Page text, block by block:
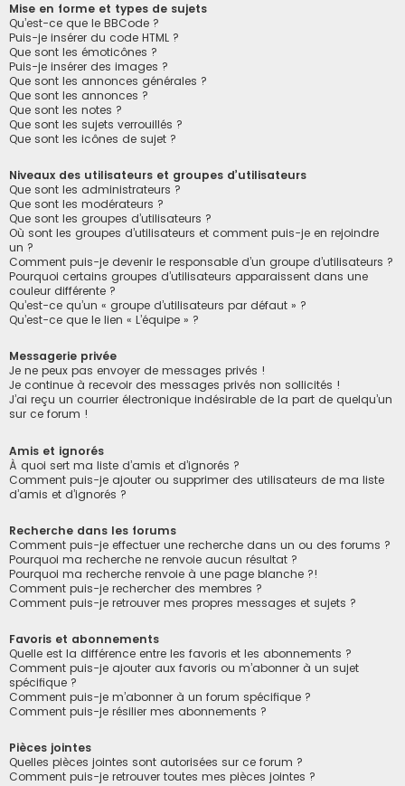
Mise en forme et types de sujets
Qu’est-ce que le BBCode ?
Puis-je insérer du code HTML ?
Que sont les émoticônes ?
Puis-je insérer des images ?
Que sont les annonces générales ?
Que sont les annonces ?
Que sont les notes ?
Que sont les sujets verrouillés ?
Que sont les icônes de sujet ?
Niveaux des utilisateurs et groupes d’utilisateurs
Que sont les administrateurs ?
Que sont les modérateurs ?
Que sont les groupes d’utilisateurs ?
Où sont les groupes d’utilisateurs et comment puis-je en rejoindre
un ?
Comment puis-je devenir le responsable d’un groupe d’utilisateurs ?
Pourquoi certains groupes d’utilisateurs apparaissent dans une
couleur différente ?
Qu’est-ce qu’un « groupe d’utilisateurs par défaut » ?
Qu’est-ce que le lien « L’équipe » ?
Messagerie privée
Je ne peux pas envoyer de messages privés !
Je continue à recevoir des messages privés non sollicités !
J’ai reçu un courrier électronique indésirable de la part de quelqu’un
sur ce forum !
Amis et ignorés
À quoi sert ma liste d’amis et d’ignorés ?
Comment puis-je ajouter ou supprimer des utilisateurs de ma liste
d’amis et d’ignorés ?
Recherche dans les forums
Comment puis-je effectuer une recherche dans un ou des forums ?
Pourquoi ma recherche ne renvoie aucun résultat ?
Pourquoi ma recherche renvoie à une page blanche ?!
Comment puis-je rechercher des membres ?
Comment puis-je retrouver mes propres messages et sujets ?
Favoris et abonnements
Quelle est la différence entre les favoris et les abonnements ?
Comment puis-je ajouter aux favoris ou m’abonner à un sujet
spécifique ?
Comment puis-je m’abonner à un forum spécifique ?
Comment puis-je résilier mes abonnements ?
Pièces jointes
Quelles pièces jointes sont autorisées sur ce forum ?
Comment puis-je retrouver toutes mes pièces jointes ?